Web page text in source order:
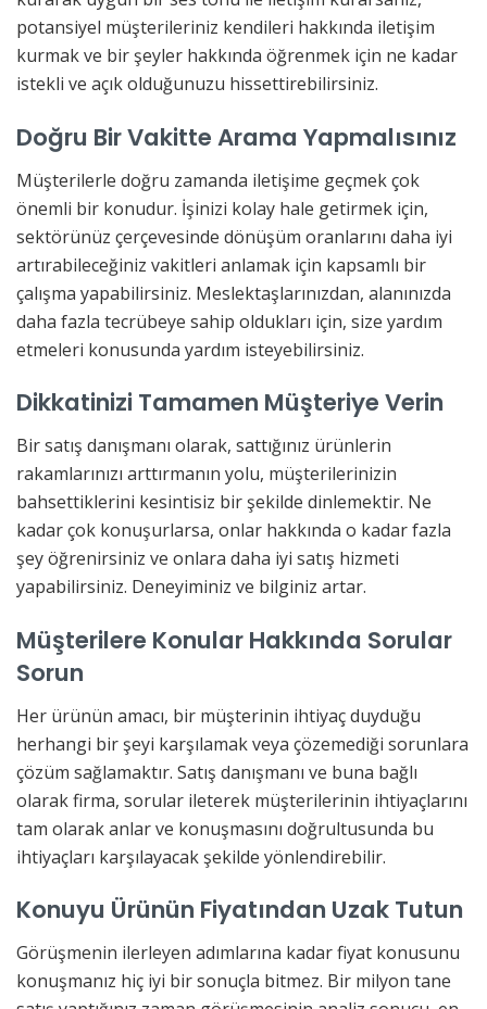
potansiyel müşterileriniz kendileri hakkında iletişim
kurmak ve bir şeyler hakkında öğrenmek için ne kadar
istekli ve açık olduğunuzu hissettirebilirsiniz.
Doğru Bir Vakitte Arama Yapmalısınız
Müşterilerle doğru zamanda iletişime geçmek çok
önemli bir konudur. İşinizi kolay hale getirmek için,
sektörünüz çerçevesinde dönüşüm oranlarını daha iyi
artırabileceğiniz vakitleri anlamak için kapsamlı bir
çalışma yapabilirsiniz. Meslektaşlarınızdan, alanınızda
daha fazla tecrübeye sahip oldukları için, size yardım
etmeleri konusunda yardım isteyebilirsiniz.
Dikkatinizi Tamamen Müşteriye Verin
Bir satış danışmanı olarak, sattığınız ürünlerin
rakamlarınızı arttırmanın yolu, müşterilerinizin
bahsettiklerini kesintisiz bir şekilde dinlemektir. Ne
kadar çok konuşurlarsa, onlar hakkında o kadar fazla
şey öğrenirsiniz ve onlara daha iyi satış hizmeti
yapabilirsiniz. Deneyiminiz ve bilginiz artar.
Müşterilere Konular Hakkında Sorular
Sorun
Her ürünün amacı, bir müşterinin ihtiyaç duyduğu
herhangi bir şeyi karşılamak veya çözemediği sorunlara
çözüm sağlamaktır. Satış danışmanı ve buna bağlı
olarak firma, sorular ileterek müşterilerinin ihtiyaçlarını
tam olarak anlar ve konuşmasını doğrultusunda bu
ihtiyaçları karşılayacak şekilde yönlendirebilir.
Konuyu Ürünün Fiyatından Uzak Tutun
Görüşmenin ilerleyen adımlarına kadar fiyat konusunu
konuşmanız hiç iyi bir sonuçla bitmez. Bir milyon tane